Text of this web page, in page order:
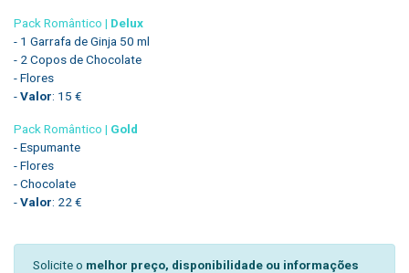
Pack Romântico | Delux
- 1 Garrafa de Ginja 50 ml
- 2 Copos de Chocolate
- Flores
-Valor: 15 €
Pack Romântico | Gold
- Espumante
- Flores
- Chocolate
-Valor: 22 €
Solicite o melhor preço, disponibilidade ou informações